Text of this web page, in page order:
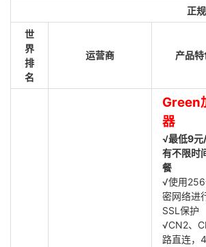
正
世
界
排
名
运营商 产品特
Green
器
√最低9元/
有不限时
餐
√使用
密网络进
SSL保护
√CN2、
路直连，